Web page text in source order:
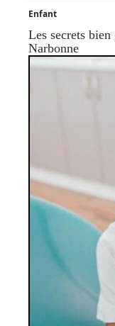
Enfant
Les secrets bien
Narbonne